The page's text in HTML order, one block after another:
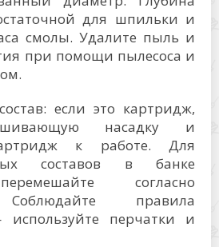
для шпильки и
смолы. Удалите пыль и
при помощи пылесоса и
если это картридж,
насадку и
к работе. Для
составов в банке
согласно
правила
используйте перчатки и